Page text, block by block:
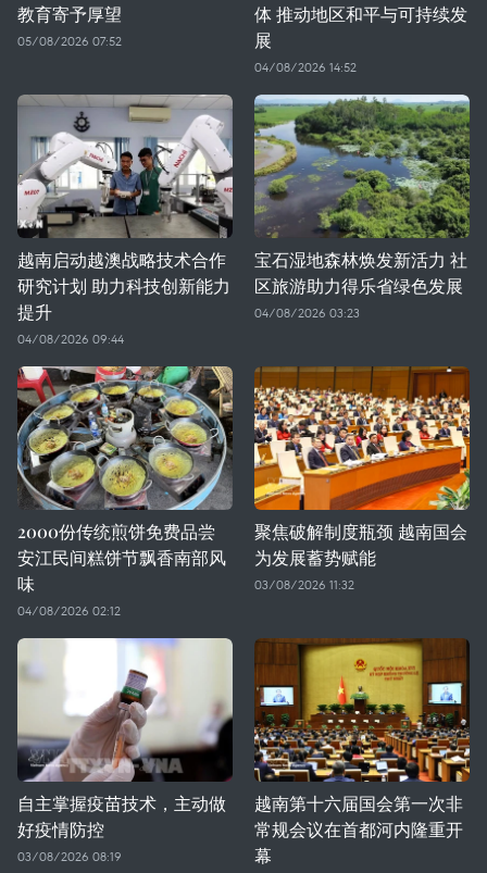
教育寄予厚望
05/08/2026 07:52
体 推动地区和平与可持续发
展
04/08/2026 14:52
越南启动越澳战略技术合作
研究计划 助力科技创新能力
提升
04/08/2026 09:44
宝石湿地森林焕发新活力 社
区旅游助力得乐省绿色发展
04/08/2026 03:23
2000份传统煎饼免费品尝
安江民间糕饼节飘香南部风
味
04/08/2026 02:12
聚焦破解制度瓶颈 越南国会
为发展蓄势赋能
03/08/2026 11:32
自主掌握疫苗技术，主动做
好疫情防控
03/08/2026 08:19
越南第十六届国会第一次非
常规会议在首都河内隆重开
幕